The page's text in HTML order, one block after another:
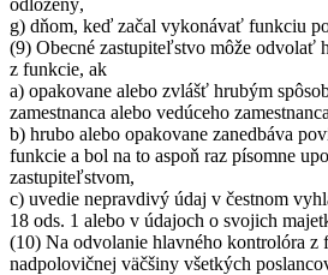
g) dňom, keď začal vykonávať funkciu
(9) Obecné zastupiteľstvo môže odvolať
z funkcie, ak
a) opakovane alebo zvlášť hrubým
zamestnanca alebo vedúceho
b) hrubo alebo opakovane zanedbáva
funkcie a bol na to aspoň raz písomne
zastupiteľstvom,
c) uvedie nepravdivý údaj v čestnom
18 ods. 1 alebo v údajoch o svojich
(10) Na odvolanie hlavného kontrolóra z
nadpolovičnej väčšiny všetkých